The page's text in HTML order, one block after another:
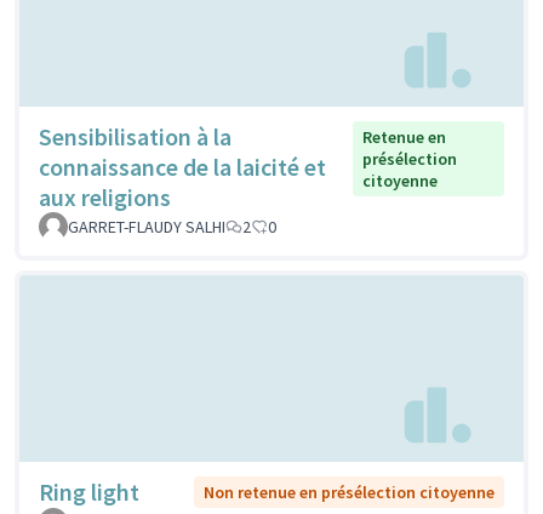
Sensibilisation à la
connaissance de la laicité et
aux religions
Retenue en
présélection
citoyenne
GARRET-FLAUDY SALHI 2 0
Ring light
Non retenue en présélection citoyenne